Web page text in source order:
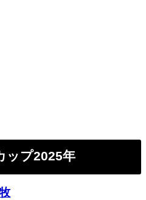
ップ2025年